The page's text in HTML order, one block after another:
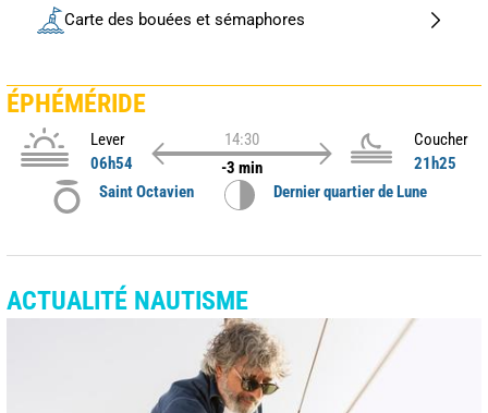
Carte des bouées et sémaphores
ÉPHÉMÉRIDE
Lever
06h54
14:30
-3 min
Coucher
21h25
Saint Octavien
Dernier quartier de Lune
ACTUALITÉ NAUTISME